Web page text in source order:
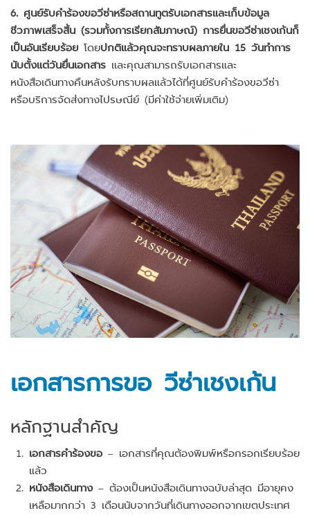
6. ศูนย์รับคำร้องขอวีซ่าหรือสถานทูตรับเอกสารและเก็บข้อมูล
ชีวภาพเสร็จสิ้น (รวมทั้งการเรียกสัมภาษณ์) การยื่นขอวีซ่าเชงเก้นก็
เป็นอันเรียบร้อย โดยปกติแล้วคุณจะทราบผลภายใน 15 วันทำการ
นับตั้งแต่วันยื่นเอกสาร และคุณสามารถรับเอกสารและ
หนังสือเดินทางคืนหลังรับทราบผลแล้วได้ที่ศูนย์รับคำร้องขอวีซ่า
หรือบริการจัดส่งทางไปรษณีย์ (มีค่าใช้จ่ายเพิ่มเติม)
เอกสารการขอ วีซ่าเชงเก้น
หลักฐานสำคัญ
เอกสารคำร้องขอ– เอกสารที่คุณต้องพิมพ์หรือกรอกเรียบร้อย
แล้ว
หนังสือเดินทาง– ต้องเป็นหนังสือเดินทางฉบับล่าสุด มีอายุคง
เหลือมากกว่า 3 เดือนนับจากวันที่เดินทางออกจากเขตประเทศ